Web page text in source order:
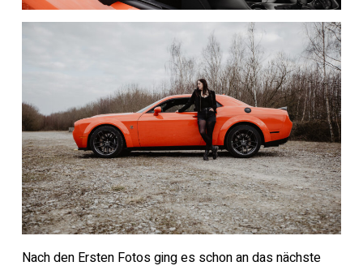
Nach den Ersten Fotos ging es schon an das nächste